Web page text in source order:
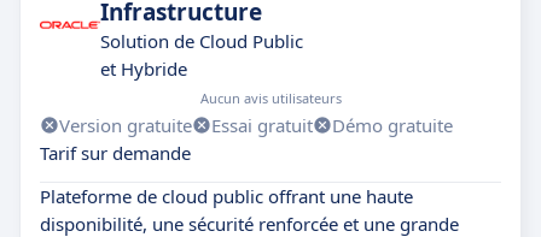
Infrastructure
Solution de Cloud Public
et Hybride
Aucun avis utilisateurs
Version gratuite Essai gratuit
Démo gratuite
Tarif sur demande
Plateforme de cloud public offrant une haute
disponibilité, une sécurité renforcée et une grande